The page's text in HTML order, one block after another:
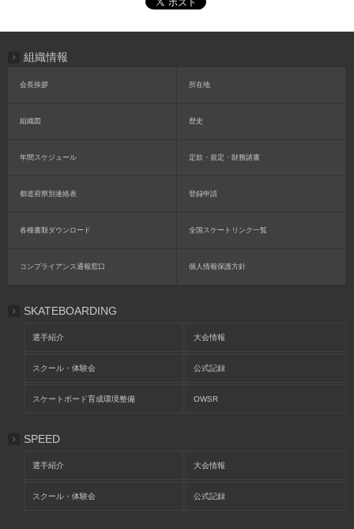
組織情報
会長挨拶 所在地
組織図 歴史
年間スケジュール 定款・規定・財務諸書
都道府県別連絡表 登録申請
各種書類ダウンロード 全国スケートリンク一覧
コンプライアンス通報窓口 個人情報保護方針
SKATEBOARDING
選手紹介 大会情報
スクール・体験会 公式記録
スケートボード育成環境整備 OWSR
SPEED
選手紹介 大会情報
スクール・体験会 公式記録